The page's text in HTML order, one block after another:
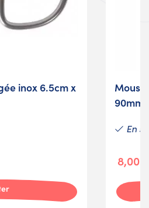
inox 6.5cm x
90mm
En
8,00